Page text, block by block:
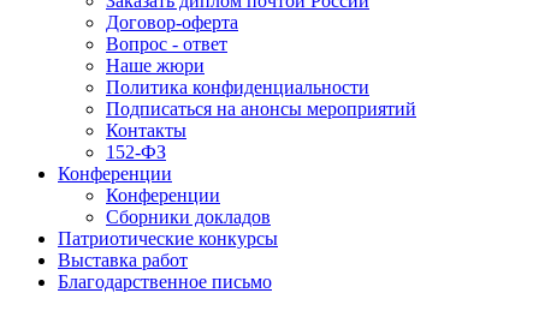
Договор-оферта
Вопрос - ответ
Наше жюри
Политика конфиденциальности
Подписаться на анонсы мероприятий
Контакты
152-ФЗ
Конференции
Конференции
Сборники докладов
Патриотические конкурсы
Выставка работ
Благодарственное письмо